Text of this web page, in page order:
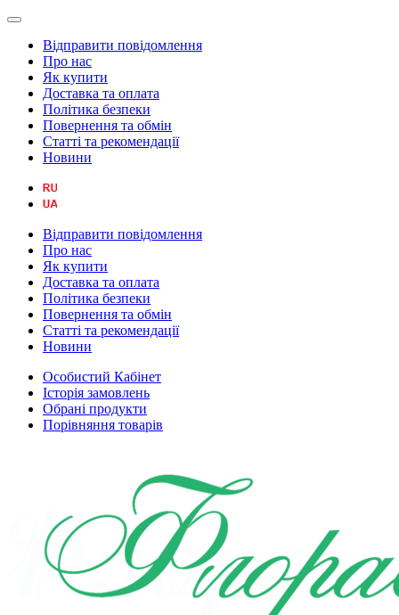
Відправити повідомлення
Про нас
Як купити
Доставка та оплата
Політика безпеки
Повернення та обмін
Статті та рекомендації
Новини
Відправити повідомлення
Про нас
Як купити
Доставка та оплата
Політика безпеки
Повернення та обмін
Статті та рекомендації
Новини
Особистий Кабінет
Історія замовлень
Обрані продукти
Порівняння товарів